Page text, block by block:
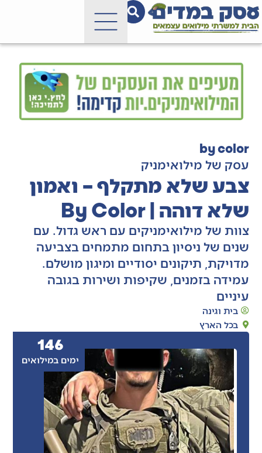
by color
עסק של מילואימניק
צבע שלא מתקלף – ואמון
שלא דוהה | By Color
צוות של מילואימניקים עם ראש גדול. עם
שנים של ניסיון בתחום מתמחים בצביעה
מדויקת, תיקונים יסודיים ומיגון מושלם.
עמידה בזמנים, שקיפות ושירות בגובה
עיניים
בית וגינה
בכל הארץ
ימים במילואים
146